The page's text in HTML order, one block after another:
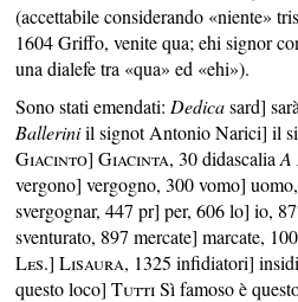
(accettabile considerando «niente»
1604 Griffo, venite qua; ehi signor
una dialefe tra «qua» ed «ehi»).
Sono stati emendati: Dedicasard]
Balleriniil signot Antonio Narici] il
Giacinto]Giacinta, 30 didascaliaA
vergono] vergogno, 300 vomo]
svergognar, 447 pr] per, 606 lo] io,
sventurato, 897 mercate] marcate,
Les.]Lisaura, 1325 infidiatori]
questo loco]TuttiSì famoso è